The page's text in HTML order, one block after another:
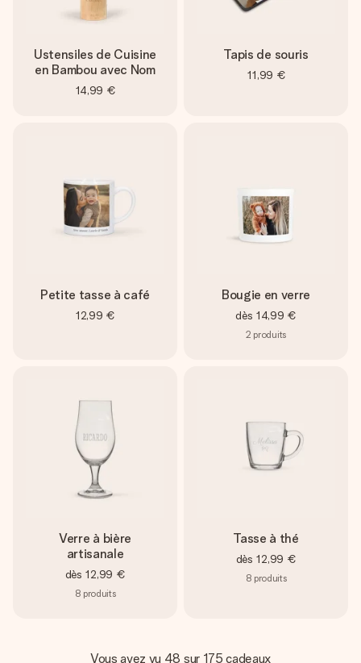
Ustensiles de Cuisine
en Bambou avec Nom
14,99 €
Tapis de souris
11,99 €
Petite tasse à café
12,99 €
Bougie en verre
dès 14,99 €
2 produits
Verre à bière
artisanale
dès 12,99 €
8 produits
Tasse à thé
dès 12,99 €
8 produits
Vous avez vu 48 sur 175 cadeaux